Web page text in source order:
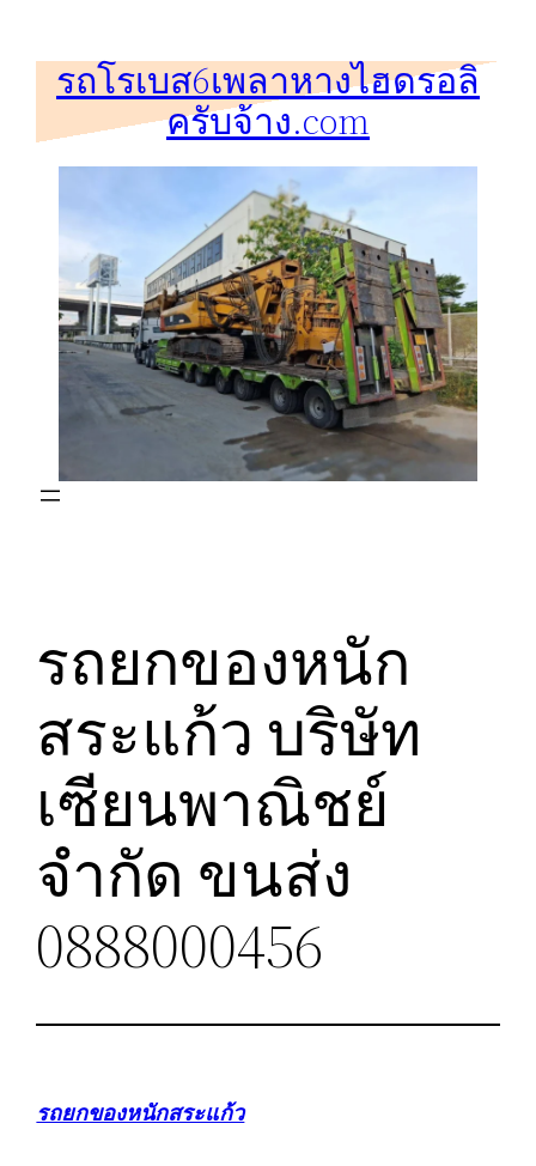
รถโรเบส6เพลาหางไฮดรอลิ
ครับจ้าง.com
รถยกของหนัก
สระแก้ว บริษัท
เซียนพาณิชย์
จำกัด ขนส่ง
0888000456
รถยกของหนักสระแก้ว